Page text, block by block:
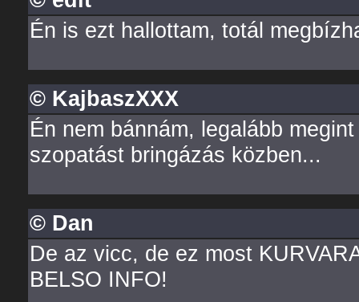
Én is ezt hallottam, totál
© KajbaszXXX
Én nem bánnám, legalább
szopatást bringázás közben...
© Dan
De az vicc, de ez most
BELSO INFO!